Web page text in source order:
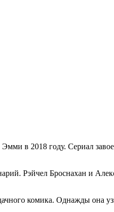
в 2018 году. Сериал
Рэйчел Броснахан и
комика. Однажды она